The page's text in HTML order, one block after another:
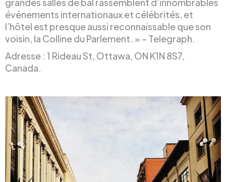
événements internationaux et célébrités, et
l’hôtel est presque aussi reconnaissable que son
voisin, la Colline du Parlement. » – Telegraph.
Adresse : 1 Rideau St, Ottawa, ON K1N 8S7,
Canada.